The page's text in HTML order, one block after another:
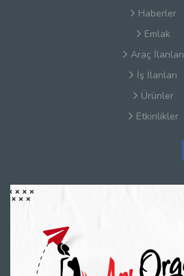
Haberler
Emlak
Araç İlanları
İş İlanları
Ürünler
Etkinlikler
İletişim